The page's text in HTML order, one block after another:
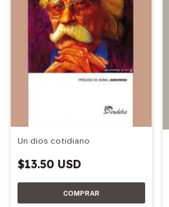
Un dios cotidiano
$13.50 USD